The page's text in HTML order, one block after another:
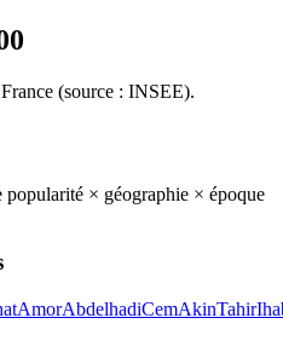
(source : INSEE).
popularité × géographie × époque
AmorAbdelhadiCemAkinTahir